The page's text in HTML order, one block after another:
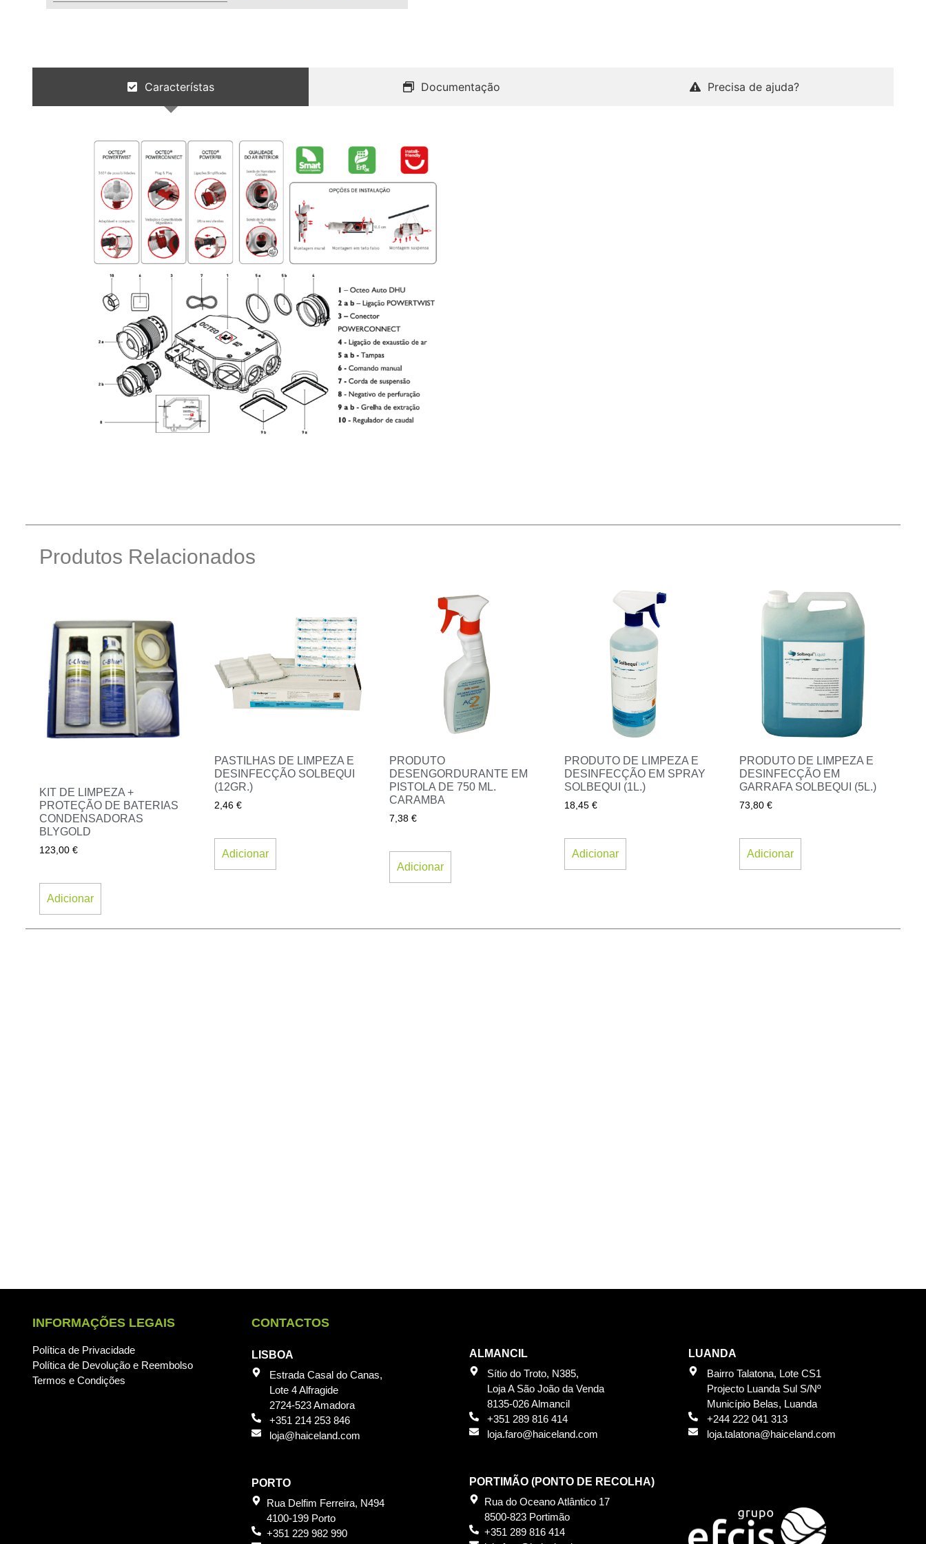
Característas Documentação Precisa de ajuda?
Produtos Relacionados
KIT DE LIMPEZA +
PROTEÇÃO DE BATERIAS
CONDENSADORAS
BLYGOLD
123,00 €
Adicionar
PASTILHAS DE LIMPEZA E
DESINFECÇÃO SOLBEQUI
(12GR.)
2,46 €
Adicionar
PRODUTO
DESENGORDURANTE EM
PISTOLA DE 750 ML.
CARAMBA
7,38 €
Adicionar
PRODUTO DE LIMPEZA E
DESINFECÇÃO EM SPRAY
SOLBEQUI (1L.)
18,45 €
Adicionar
PRODUTO DE LIMPEZA E
DESINFECÇÃO EM
GARRAFA SOLBEQUI (5L.)
73,80 €
Adicionar
INFORMAÇÕES LEGAIS
Política de Privacidade
Política de Devolução e Reembolso
Termos e Condições
CONTACTOS
LISBOA
Estrada Casal do Canas,
Lote 4 Alfragide
2724-523 Amadora
+351 214 253 846
loja@haiceland.com
PORTO
Rua Delfim Ferreira, N494
4100-199 Porto
+351 229 982 990
ALMANCIL
Sítio do Troto, N385,
Loja A São João da Venda
8135-026 Almancil
+351 289 816 414
loja.faro@haiceland.com
PORTIMÃO (PONTO DE RECOLHA)
Rua do Oceano Atlântico 17
8500-823 Portimão
+351 289 816 414
LUANDA
Bairro Talatona, Lote CS1
Projecto Luanda Sul S/Nº
Município Belas, Luanda
+244 222 041 313
loja.talatona@haiceland.com